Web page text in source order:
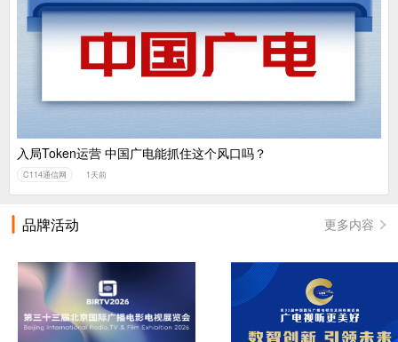
入局Token运营 中国广电能抓住这个风口吗？
C114通信网 1天前
品牌活动 更多内容